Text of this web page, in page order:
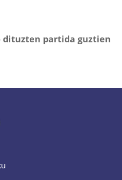
partida guztien